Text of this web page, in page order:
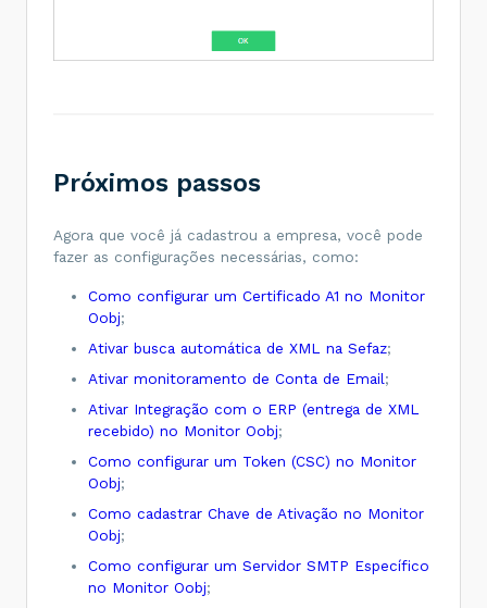
Próximos passos
Agora que você já cadastrou a empresa, você pode
fazer as configurações necessárias, como:
Como configurar um Certificado A1 no Monitor
Oobj;
Ativar busca automática de XML na Sefaz;
Ativar monitoramento de Conta de Email;
Ativar Integração com o ERP (entrega de XML
recebido) no Monitor Oobj;
Como configurar um Token (CSC) no Monitor
Oobj;
Como cadastrar Chave de Ativação no Monitor
Oobj;
Como configurar um Servidor SMTP Específico
no Monitor Oobj;